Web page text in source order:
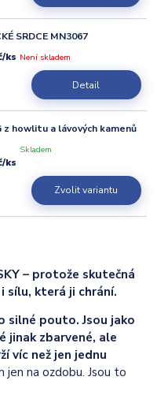
SRDCE MN3067
/ks Není skladem
Detail
z howlitu a lávových kamenů
/ks
Skladem
Zvolit variantu
– protože skutečná
sílu, která ji chrání.
silné pouto. Jsou jako
jinak zbarvené, ale
víc než jen jednu
na ozdobu. Jsou to